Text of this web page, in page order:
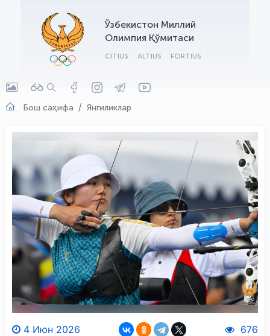
Ўзбекистон Миллий
Олимпия Қўмитаси
CITIUS ALTIUS FORTIUS
Бош саҳифа Янгиликлар
4 Июн 2026 676
OLYMPCHIK AI - yordamchi
Онлайн · olympic.uz